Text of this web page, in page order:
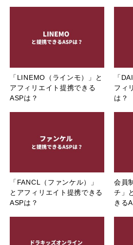
「LINEMO（ラインモ）」と
アフィリエイト提携できる
ASPは？
「
フィ
は？
「FANCL（ファンケル）」
とアフィリエイト提携できる
ASPは？
会員
チ」
きる